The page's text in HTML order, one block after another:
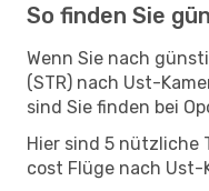
So finden Sie
Wenn Sie nach
(STR) nach Ust-
sind Sie finden bei
Hier sind 5 nützliche
cost Flüge nach Ust-